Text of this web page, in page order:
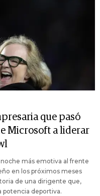
que pasó
Microsoft a liderar
más emotiva al frente
en los próximos meses
de una dirigente que,
potencia deportiva.